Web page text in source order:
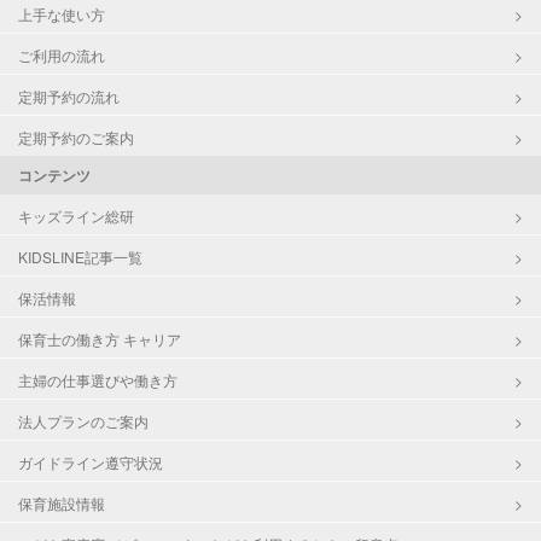
上手な使い方
ご利用の流れ
定期予約の流れ
定期予約のご案内
コンテンツ
キッズライン総研
KIDSLINE記事一覧
保活情報
保育士の働き方 キャリア
主婦の仕事選びや働き方
法人プランのご案内
ガイドライン遵守状況
保育施設情報